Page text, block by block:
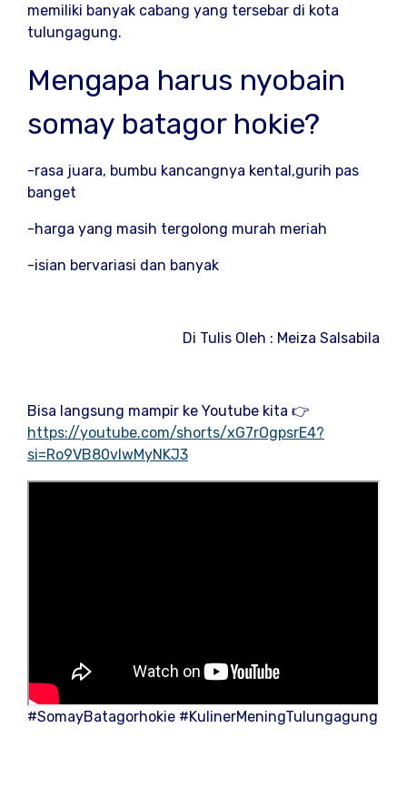
memiliki banyak cabang yang tersebar di kota
tulungagung.
Mengapa harus nyobain
somay batagor hokie?
-rasa juara, bumbu kancangnya kental,gurih pas
banget
-harga yang masih tergolong murah meriah
-isian bervariasi dan banyak
Di Tulis Oleh : Meiza Salsabila
Bisa langsung mampir ke Youtube kita 👉
https://youtube.com/shorts/xG7rOgpsrE4?
si=Ro9VB80vlwMyNKJ3
#SomayBatagorhokie #KulinerMeningTulungagung